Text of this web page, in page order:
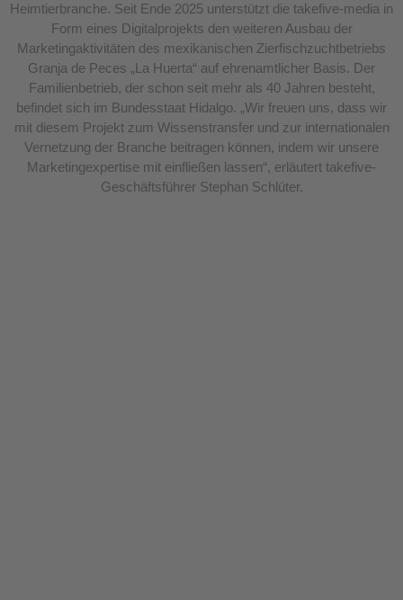
Heimtierbranche. Seit Ende 2025 unterstützt die takefive-media in
Form eines Digitalprojekts den weiteren Ausbau der
Marketingaktivitäten des mexikanischen Zierfischzuchtbetriebs
Granja de Peces „La Huerta“ auf ehrenamtlicher Basis. Der
Familienbetrieb, der schon seit mehr als 40 Jahren besteht,
befindet sich im Bundesstaat Hidalgo. „Wir freuen uns, dass wir
mit diesem Projekt zum Wissenstransfer und zur internationalen
Vernetzung der Branche beitragen können, indem wir unsere
Marketingexpertise mit einfließen lassen“, erläutert takefive-
Geschäftsführer Stephan Schlüter.